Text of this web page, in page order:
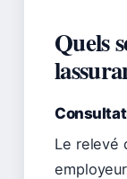
Quels
Le relevé